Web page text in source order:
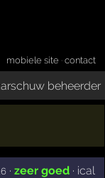
mobiele site ·contact
,6 ·zeer goed · ical